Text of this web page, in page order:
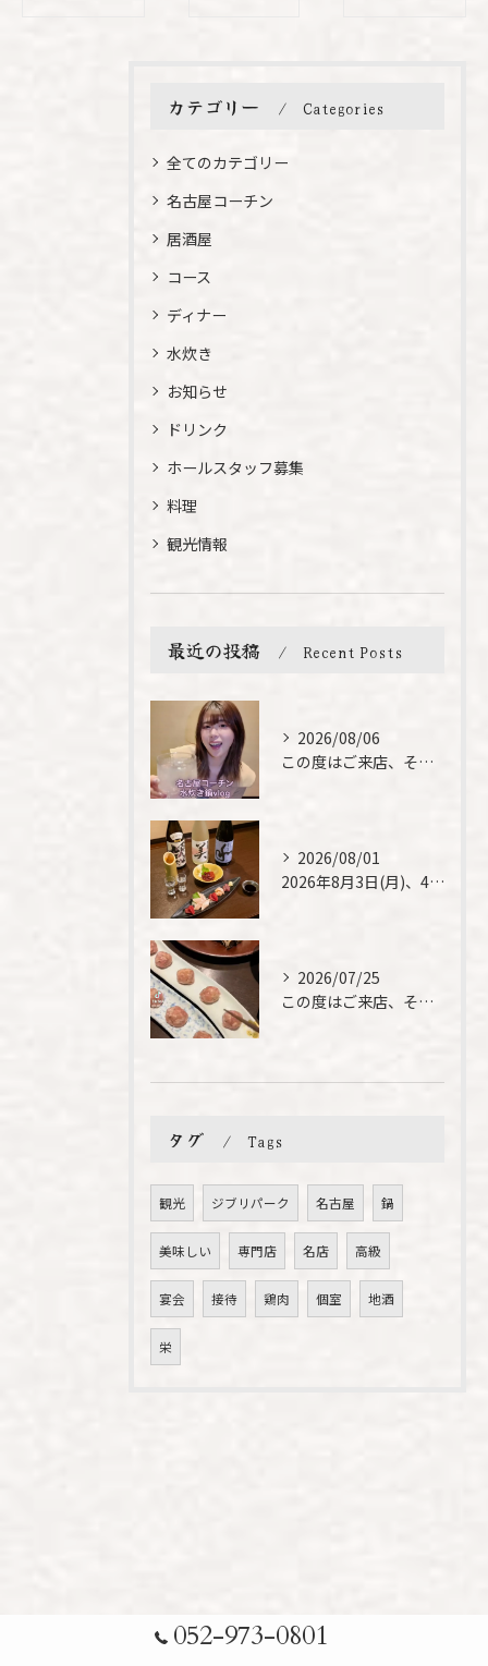
カテゴリー Categories
全てのカテゴリー
名古屋コーチン
居酒屋
コース
ディナー
水炊き
お知らせ
ドリンク
ホールスタッフ募集
料理
観光情報
最近の投稿 Recent Posts
2026/08/06
この度はご来店、そして素敵なご紹介誠にありがとうございます✨...
2026/08/01
2026年8月3日(月)、4日(火)は、臨時休業させて頂きま...
2026/07/25
この度はご来店、そして素敵なご紹介誠にありがとうございます✨...
タグ Tags
観光 ジブリパーク 名古屋 鍋
美味しい 専門店 名店 高級
宴会 接待 鶏肉 個室 地酒
栄
052-973-0801